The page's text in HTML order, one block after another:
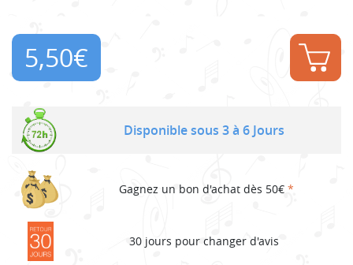
5,50€
Disponible sous 3 à 6 Jours
Gagnez un bon d'achat dès 50€ *
30 jours pour changer d'avis